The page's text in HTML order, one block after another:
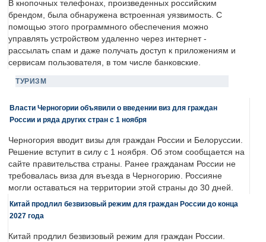
В кнопочных телефонах, произведенных российским
брендом, была обнаружена встроенная уязвимость. С
помощью этого программного обеспечения можно
управлять устройством удаленно через интернет -
рассылать спам и даже получать доступ к приложениям и
сервисам пользователя, в том числе банковские.
ТУРИЗМ
Власти Черногории объявили о введении виз для граждан
России и ряда других стран с 1 ноября
Черногория вводит визы для граждан России и Белоруссии.
Решение вступит в силу с 1 ноября. Об этом сообщается на
сайте правительства страны. Ранее гражданам России не
требовалась виза для въезда в Черногорию. Россияне
могли оставаться на территории этой страны до 30 дней.
Китай продлил безвизовый режим для граждан России до конца
2027 года
Китай продлил безвизовый режим для граждан России.